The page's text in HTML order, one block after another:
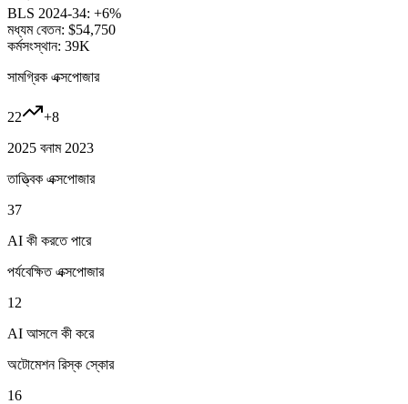
BLS 2024-34: +6%
মধ্যম বেতন: $54,750
কর্মসংস্থান: 39K
সামগ্রিক এক্সপোজার
22 +8
2025 বনাম 2023
তাত্ত্বিক এক্সপোজার
37
AI কী করতে পারে
পর্যবেক্ষিত এক্সপোজার
12
AI আসলে কী করে
অটোমেশন রিস্ক স্কোর
16